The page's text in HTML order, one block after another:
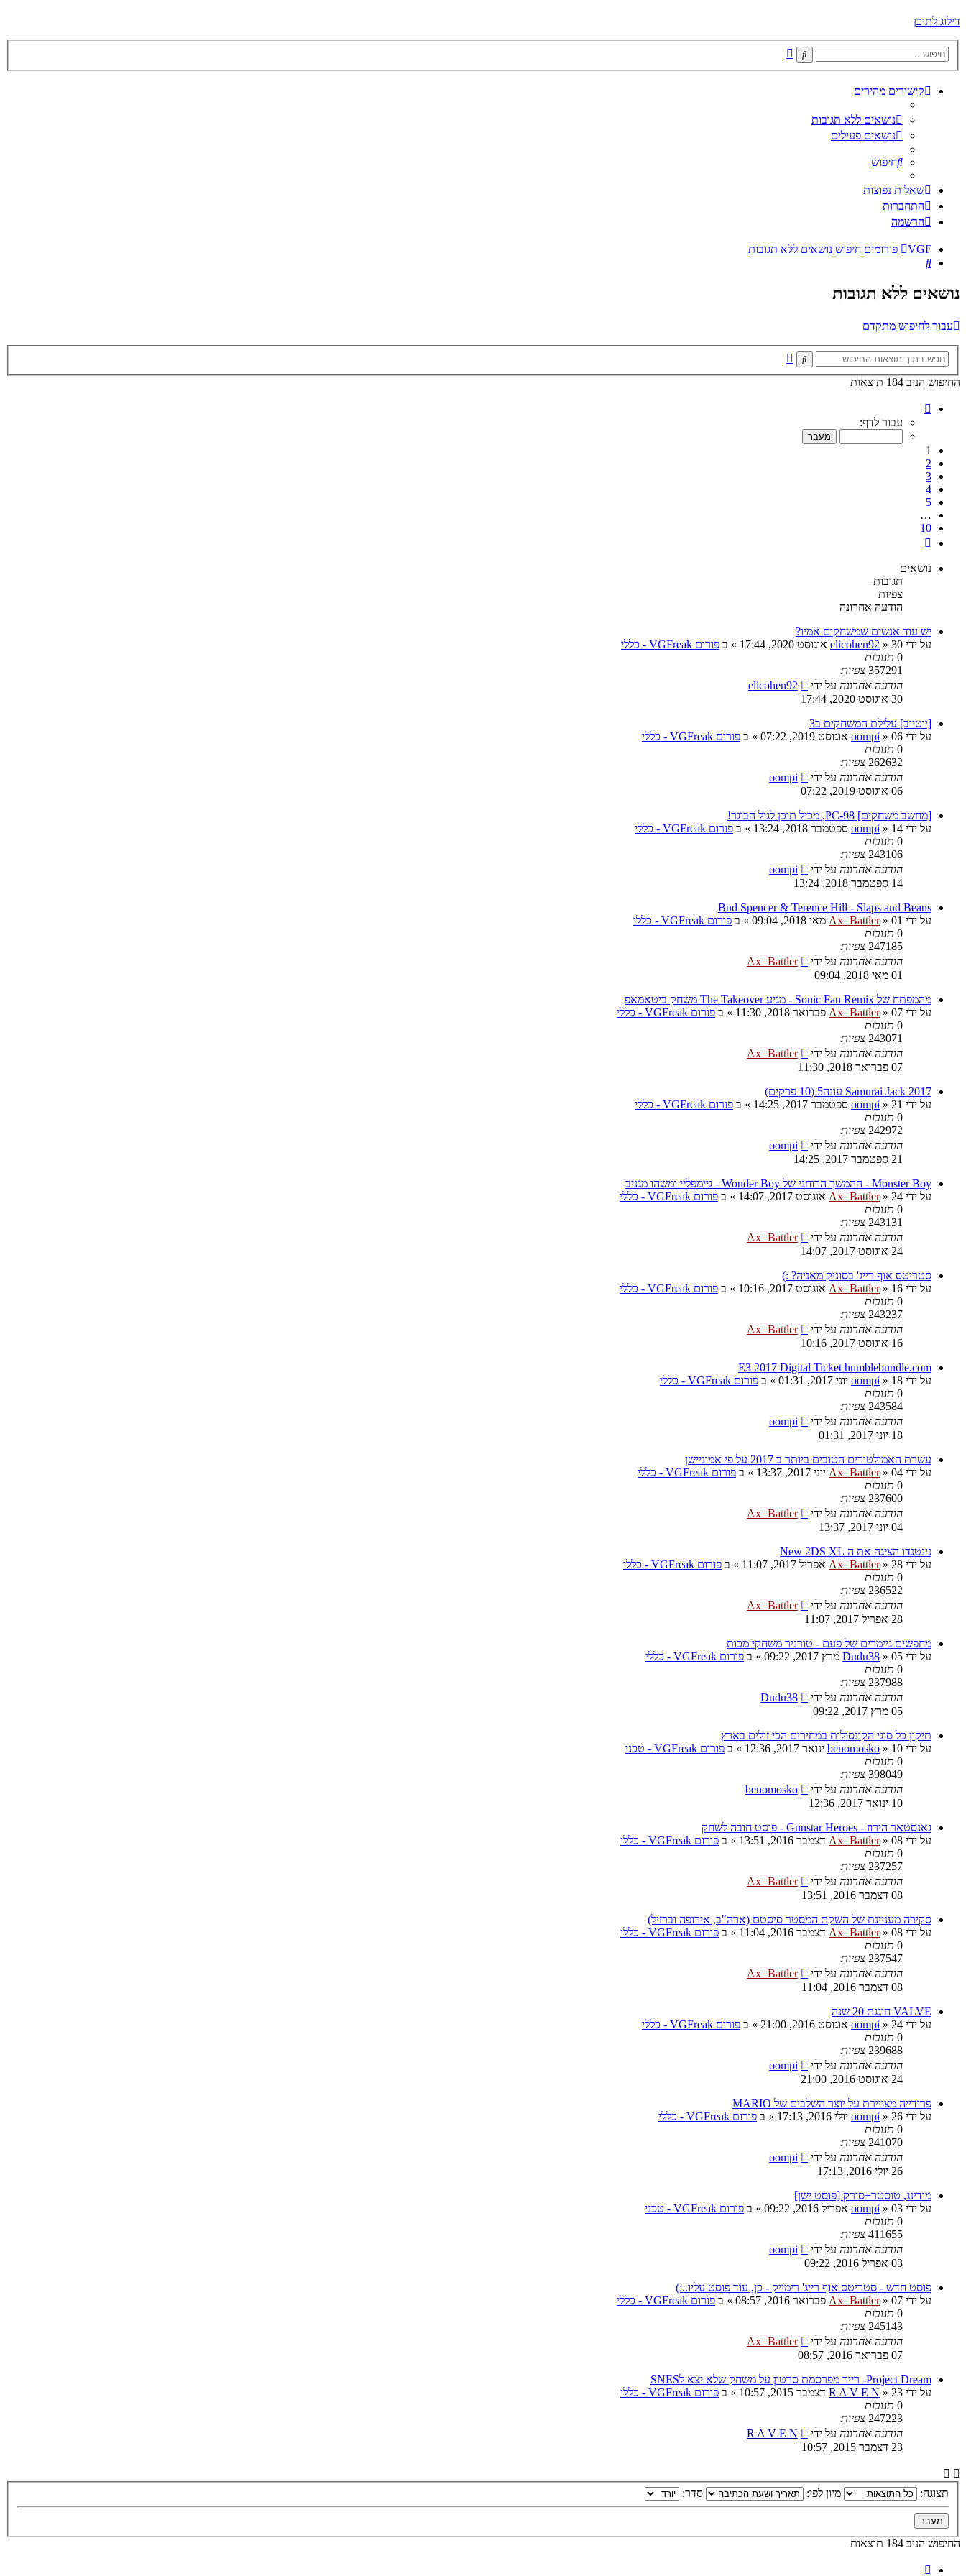
דילוג לתוכן
חיפוש
קישורים מהירים
נושאים ללא תגובות
נושאים פעילים
חיפוש
שאלות נפוצות
התחברות
הרשמה
VGF פורומים חיפוש נושאים ללא תגובות
חיפוש
נושאים ללא תגובות
עבור לחיפוש מתקדם
חיפוש
החיפוש הניב 184 תוצאות
מתוך
עבור לדף:
1
2
3
4
5
…
10
נושאים
תגובות
צפיות
הודעה אחרונה
יש עוד אנשים שמשחקים אמיו?
על ידי
elicohen92 » 30 אוגוסט 2020, 17:44 » ב פורום VGFreak - כללי
0 תגובות
357291 צפיות
הודעה אחרונה על ידי
elicohen92
30 אוגוסט 2020, 17:44
[יוטיוב] עלילת המשחקים ב3
על ידי
oompi » 06 אוגוסט 2019, 07:22 » ב פורום VGFreak - כללי
0 תגובות
262632 צפיות
הודעה אחרונה על ידי
oompi
06 אוגוסט 2019, 07:22
[מחשב משחקים] PC-98, מכיל תוכן לגיל הבוגר!
על ידי
oompi » 14 ספטמבר 2018, 13:24 » ב פורום VGFreak - כללי
0 תגובות
243106 צפיות
הודעה אחרונה על ידי
oompi
14 ספטמבר 2018, 13:24
Bud Spencer & Terence Hill - Slaps and Beans
על ידי
Ax=Battler» 01 מאי 2018, 09:04 » ב פורום VGFreak - כללי
0 תגובות
247185 צפיות
הודעה אחרונה על ידי
Ax=Battler
01 מאי 2018, 09:04
מהמפתח של Sonic Fan Remix - מגיע The Takeover משחק ביטאמאפ
על ידי
Ax=Battler» 07 פברואר 2018, 11:30 » ב פורום VGFreak - כללי
0 תגובות
243071 צפיות
הודעה אחרונה על ידי
Ax=Battler
07 פברואר 2018, 11:30
Samurai Jack 2017 עונה5 (10 פרקים)
על ידי
oompi » 21 ספטמבר 2017, 14:25 » ב פורום VGFreak - כללי
0 תגובות
242972 צפיות
הודעה אחרונה על ידי
oompi
21 ספטמבר 2017, 14:25
Monster Boy - ההמשך הרוחני של Wonder Boy - גיימפליי ומשהו מגניב
על ידי
Ax=Battler» 24 אוגוסט 2017, 14:07 » ב פורום VGFreak - כללי
0 תגובות
243131 צפיות
הודעה אחרונה על ידי
Ax=Battler
24 אוגוסט 2017, 14:07
סטריטס אוף רייג' בסוניק מאניה? :)
על ידי
Ax=Battler» 16 אוגוסט 2017, 10:16 » ב פורום VGFreak - כללי
0 תגובות
243237 צפיות
הודעה אחרונה על ידי
Ax=Battler
16 אוגוסט 2017, 10:16
E3 2017 Digital Ticket humblebundle.com
על ידי
oompi » 18 יוני 2017, 01:31 » ב פורום VGFreak - כללי
0 תגובות
243584 צפיות
הודעה אחרונה על ידי
oompi
18 יוני 2017, 01:31
עשרת האמולטורים הטובים ביותר ב 2017 על פי אמוניישן
על ידי
Ax=Battler» 04 יוני 2017, 13:37 » ב פורום VGFreak - כללי
0 תגובות
237600 צפיות
הודעה אחרונה על ידי
Ax=Battler
04 יוני 2017, 13:37
נינטנדו הציגה את ה New 2DS XL
על ידי
Ax=Battler» 28 אפריל 2017, 11:07 » ב פורום VGFreak - כללי
0 תגובות
236522 צפיות
הודעה אחרונה על ידי
Ax=Battler
28 אפריל 2017, 11:07
מחפשים גיימרים של פעם - טורניר משחקי מכות
על ידי
Dudu38 » 05 מרץ 2017, 09:22 » ב פורום VGFreak - כללי
0 תגובות
237988 צפיות
הודעה אחרונה על ידי
Dudu38
05 מרץ 2017, 09:22
תיקון כל סוגי הקונסולות במחירים הכי זולים בארץ
על ידי
benomosko » 10 ינואר 2017, 12:36 » ב פורום VGFreak - טכני
0 תגובות
398049 צפיות
הודעה אחרונה על ידי
benomosko
10 ינואר 2017, 12:36
גאנסטאר הירוז - Gunstar Heroes - פוסט חובה לשחק
על ידי
Ax=Battler» 08 דצמבר 2016, 13:51 » ב פורום VGFreak - כללי
0 תגובות
237257 צפיות
הודעה אחרונה על ידי
Ax=Battler
08 דצמבר 2016, 13:51
סקירה מעניינת של השקת המסטר סיסטם (ארה"ב, אירופה וברזיל)
על ידי
Ax=Battler» 08 דצמבר 2016, 11:04 » ב פורום VGFreak - כללי
0 תגובות
237547 צפיות
הודעה אחרונה על ידי
Ax=Battler
08 דצמבר 2016, 11:04
VALVE חוגגת 20 שנה
על ידי
oompi » 24 אוגוסט 2016, 21:00 » ב פורום VGFreak - כללי
0 תגובות
239688 צפיות
הודעה אחרונה על ידי
oompi
24 אוגוסט 2016, 21:00
פרודייה מצויירת על יוצר השלבים של MARIO
על ידי
oompi » 26 יולי 2016, 17:13 » ב פורום VGFreak - כללי
0 תגובות
241070 צפיות
הודעה אחרונה על ידי
oompi
26 יולי 2016, 17:13
מודינג, טוסטר+סורק [פוסט ישן]
על ידי
oompi » 03 אפריל 2016, 09:22 » ב פורום VGFreak - טכני
0 תגובות
411655 צפיות
הודעה אחרונה על ידי
oompi
03 אפריל 2016, 09:22
פוסט חדש - סטריטס אוף רייג' רימייק - כן, עוד פוסט עליו..:)
על ידי
Ax=Battler» 07 פברואר 2016, 08:57 » ב פורום VGFreak - כללי
0 תגובות
245143 צפיות
הודעה אחרונה על ידי
Ax=Battler
07 פברואר 2016, 08:57
Project Dream- רייר מפרסמת סרטון על משחק שלא יצא לSNES
על ידי
R A V E N » 23 דצמבר 2015, 10:57 » ב פורום VGFreak - כללי
0 תגובות
247223 צפיות
הודעה אחרונה על ידי
R A V E N
23 דצמבר 2015, 10:57
תצוגה: מיון לפי: סדר:
החיפוש הניב 184 תוצאות